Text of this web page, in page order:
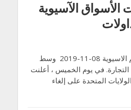
الأسواق الآسيوية
تباين تداولات الاسهم الاسيوية 08-11-2019 وسط
التجارة. في يوم الخميس ، أعلنت
المتحدة على إلغاء